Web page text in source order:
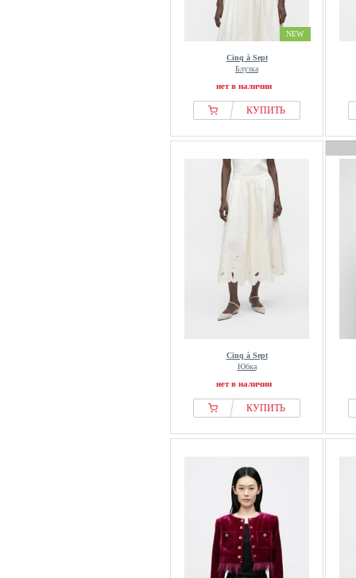
NEW
Cinq à Sept
Блузка
нет в наличии
КУПИТЬ
Cinq à Sept
Юбка
нет в наличии
КУПИТЬ